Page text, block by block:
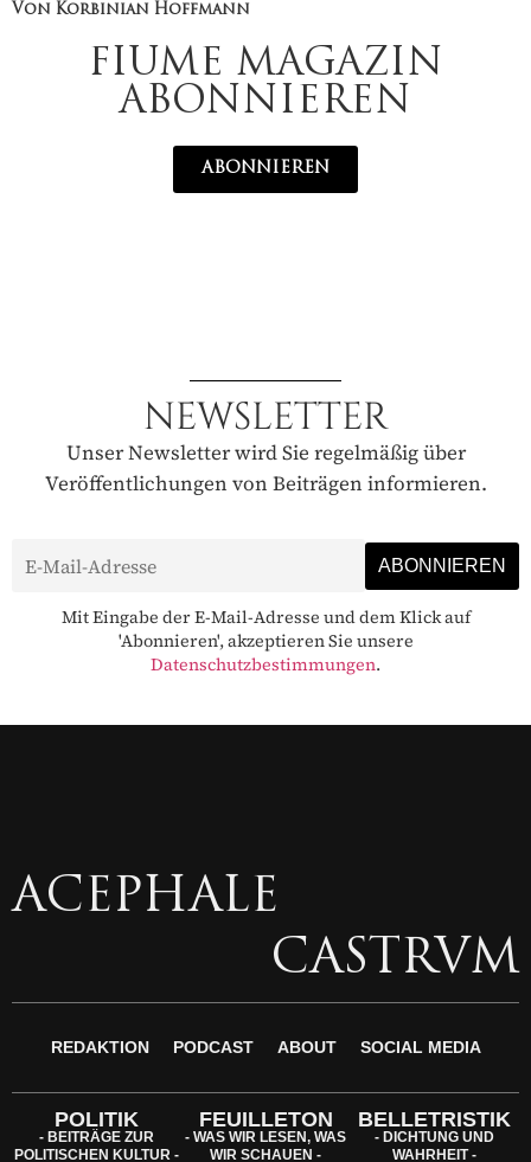
Von Korbinian Hoffmann
FIUME MAGAZIN
ABONNIEREN
ABONNIEREN
NEWSLETTER
Unser Newsletter wird Sie regelmäßig über
Veröffentlichungen von Beiträgen informieren.
Mit Eingabe der E-Mail-Adresse und dem Klick auf
'Abonnieren', akzeptieren Sie unsere
Datenschutzbestimmungen.
ACEPHALE
CASTRVM
REDAKTION PODCAST ABOUT SOCIAL MEDIA
POLITIK
- BEITRÄGE ZUR
POLITISCHEN KULTUR -
FEUILLETON
- WAS WIR LESEN, WAS
WIR SCHAUEN -
BELLETRISTIK
- DICHTUNG UND
WAHRHEIT -